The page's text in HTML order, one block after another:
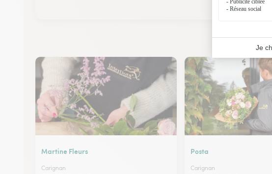
Martine Fleurs
Carignan
Posta
Carignan